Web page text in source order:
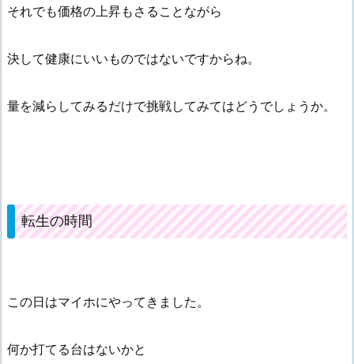
それでも価格の上昇もさることながら
決して健康にいいものではないですからね。
量を減らしてみるだけで挑戦してみてはどうでしょうか。
転生の時間
この日はマイホにやってきました。
何か打てる台はないかと